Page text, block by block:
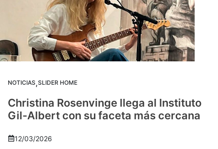
NOTICIAS,SLIDER HOME
Christina Rosenvinge llega al Instituto
Gil-Albert con su faceta más cercana
12/03/2026